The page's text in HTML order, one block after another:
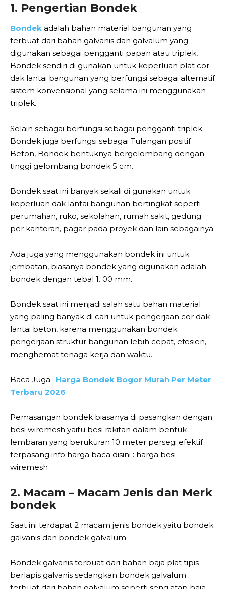
1. Pengertian Bondek
Bondek adalah bahan material bangunan yang
terbuat dari bahan galvanis dan galvalum yang
digunakan sebagai pengganti papan atau triplek,
Bondek sendiri di gunakan untuk keperluan plat cor
dak lantai bangunan yang berfungsi sebagai alternatif
sistem konvensional yang selama ini menggunakan
triplek.
Selain sebagai berfungsi sebagai pengganti triplek
Bondek juga berfungsi sebagai Tulangan positif
Beton, Bondek bentuknya bergelombang dengan
tinggi gelombang bondek 5 cm.
Bondek saat ini banyak sekali di gunakan untuk
keperluan dak lantai bangunan bertingkat seperti
perumahan, ruko, sekolahan, rumah sakit, gedung
per kantoran, pagar pada proyek dan lain sebagainya.
Ada juga yang menggunakan bondek ini untuk
jembatan, biasanya bondek yang digunakan adalah
bondek dengan tebal 1. 00 mm.
Bondek saat ini menjadi salah satu bahan material
yang paling banyak di cari untuk pengerjaan cor dak
lantai beton, karena menggunakan bondek
pengerjaan struktur bangunan lebih cepat, efesien,
menghemat tenaga kerja dan waktu.
Baca Juga : Harga Bondek Bogor Murah Per Meter
Terbaru 2026
Pemasangan bondek biasanya di pasangkan dengan
besi wiremesh yaitu besi rakitan dalam bentuk
lembaran yang berukuran 10 meter persegi efektif
terpasang info harga baca disini : harga besi
wiremesh
2. Macam – Macam Jenis dan Merk
bondek
Saat ini terdapat 2 macam jenis bondek yaitu bondek
galvanis dan bondek galvalum.
Bondek galvanis terbuat dari bahan baja plat tipis
berlapis galvanis sedangkan bondek galvalum